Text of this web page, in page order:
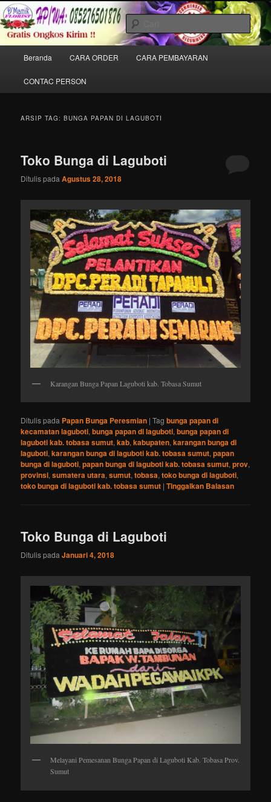
Langsung
ke
konten
utama
Langsung
ke
konten
sekunderToko Bunga di
Balige//085276501876
Melayani Pemesanan Karangan Bunga Ucapan Untuk Dukacita, Peresmian
& Pernikahan/Wedding di Dalam Kota Balige Khususnya.
Cari
Beranda CARA ORDER CARA PEMBAYARAN
CONTAC PERSON
ARSIP TAG:BUNGA PAPAN DI LAGUBOTI
Toko Bunga di Laguboti
Ditulis padaAgustus 28, 2018
Karangan Bunga Papan Laguboti kab. Tobasa Sumut
Ditulis pada Papan Bunga Peresmian |Tag bunga papan di
kecamatan laguboti,bunga papan di laguboti,bunga papan di
laguboti kab. tobasa sumut,kab,kabupaten,karangan bunga di
laguboti,karangan bunga di laguboti kab. tobasa sumut,papan
bunga di laguboti,papan bunga di laguboti kab. tobasa sumut,prov,
provinsi,sumatera utara,sumut,tobasa,toko bunga di laguboti,
toko bunga di laguboti kab. tobasa sumut |Tinggalkan Balasan
Toko Bunga di Laguboti
Ditulis padaJanuari 4, 2018
Melayani Pemesanan Bunga Papan di Laguboti Kab. Tobasa Prov.
Sumut